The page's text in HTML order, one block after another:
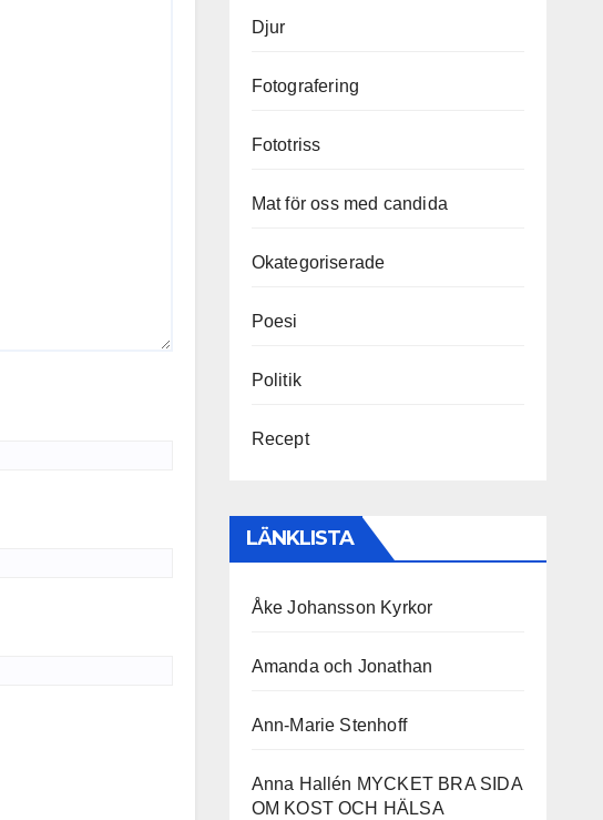
Djur
Fotografering
Fototriss
Mat för oss med candida
Okategoriserade
Poesi
Politik
Recept
LÄNKLISTA
Åke Johansson Kyrkor
Amanda och Jonathan
Ann-Marie Stenhoff
Anna Hallén MYCKET BRA SIDA
OM KOST OCH HÄLSA